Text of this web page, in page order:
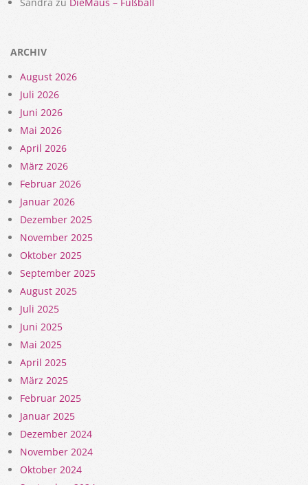
Sandra zu DieMaus – Fußball
ARCHIV
August 2026
Juli 2026
Juni 2026
Mai 2026
April 2026
März 2026
Februar 2026
Januar 2026
Dezember 2025
November 2025
Oktober 2025
September 2025
August 2025
Juli 2025
Juni 2025
Mai 2025
April 2025
März 2025
Februar 2025
Januar 2025
Dezember 2024
November 2024
Oktober 2024